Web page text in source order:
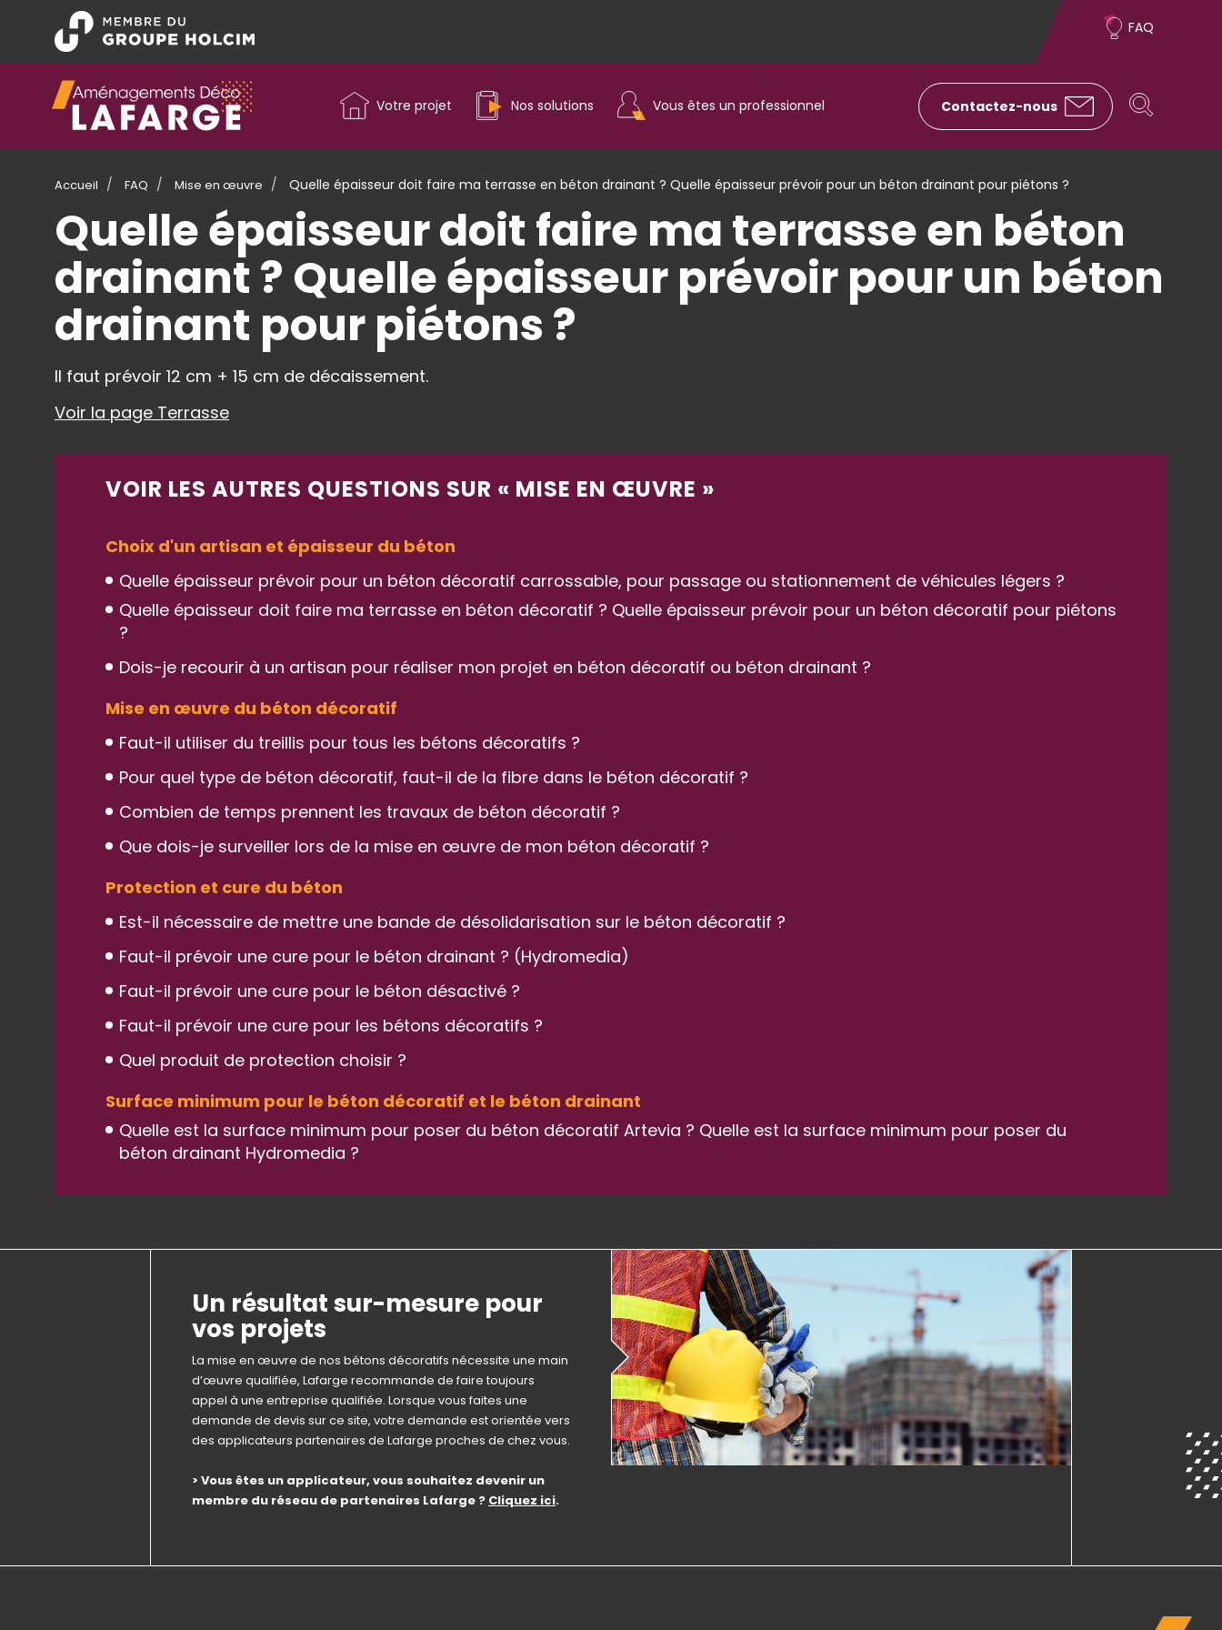
principal
FAQ
principal
Votre projet
Nos solutions Vous êtes un professionnel Contactez-nous
Rechercher
Rechercher
Accueil FAQ Mise en œuvre Quelle épaisseur doit faire ma terrasse en béton drainant ? Quelle épaisseur prévoir pour un béton drainant pour piétons ?
Quelle épaisseur doit faire ma terrasse en béton
drainant ? Quelle épaisseur prévoir pour un béton
drainant pour piétons ?
Il faut prévoir 12 cm + 15 cm de décaissement.
Voir la page Terrasse
VOIR LES AUTRES QUESTIONS SUR « MISE EN ŒUVRE »
Choix d'un artisan et épaisseur du béton
Quelle épaisseur prévoir pour un béton décoratif carrossable, pour passage ou stationnement de véhicules légers ?
Quelle épaisseur doit faire ma terrasse en béton décoratif ? Quelle épaisseur prévoir pour un béton décoratif pour piétons
?
Dois-je recourir à un artisan pour réaliser mon projet en béton décoratif ou béton drainant ?
Mise en œuvre du béton décoratif
Faut-il utiliser du treillis pour tous les bétons décoratifs ?
Pour quel type de béton décoratif, faut-il de la fibre dans le béton décoratif ?
Combien de temps prennent les travaux de béton décoratif ?
Que dois-je surveiller lors de la mise en œuvre de mon béton décoratif ?
Protection et cure du béton
Est-il nécessaire de mettre une bande de désolidarisation sur le béton décoratif ?
Faut-il prévoir une cure pour le béton drainant ? (Hydromedia)
Faut-il prévoir une cure pour le béton désactivé ?
Faut-il prévoir une cure pour les bétons décoratifs ?
Quel produit de protection choisir ?
Surface minimum pour le béton décoratif et le béton drainant
Quelle est la surface minimum pour poser du béton décoratif Artevia ? Quelle est la surface minimum pour poser du
béton drainant Hydromedia ?
Un résultat sur-mesure pour
vos projets
La mise en œuvre de nos bétons décoratifs nécessite une main
d’œuvre qualifiée, Lafarge recommande de faire toujours
appel à une entreprise qualifiée. Lorsque vous faites une
demande de devis sur ce site, votre demande est orientée vers
des applicateurs partenaires de Lafarge proches de chez vous.
> Vous êtes un applicateur, vous souhaitez devenir un
membre du réseau de partenaires Lafarge ? Cliquez ici.